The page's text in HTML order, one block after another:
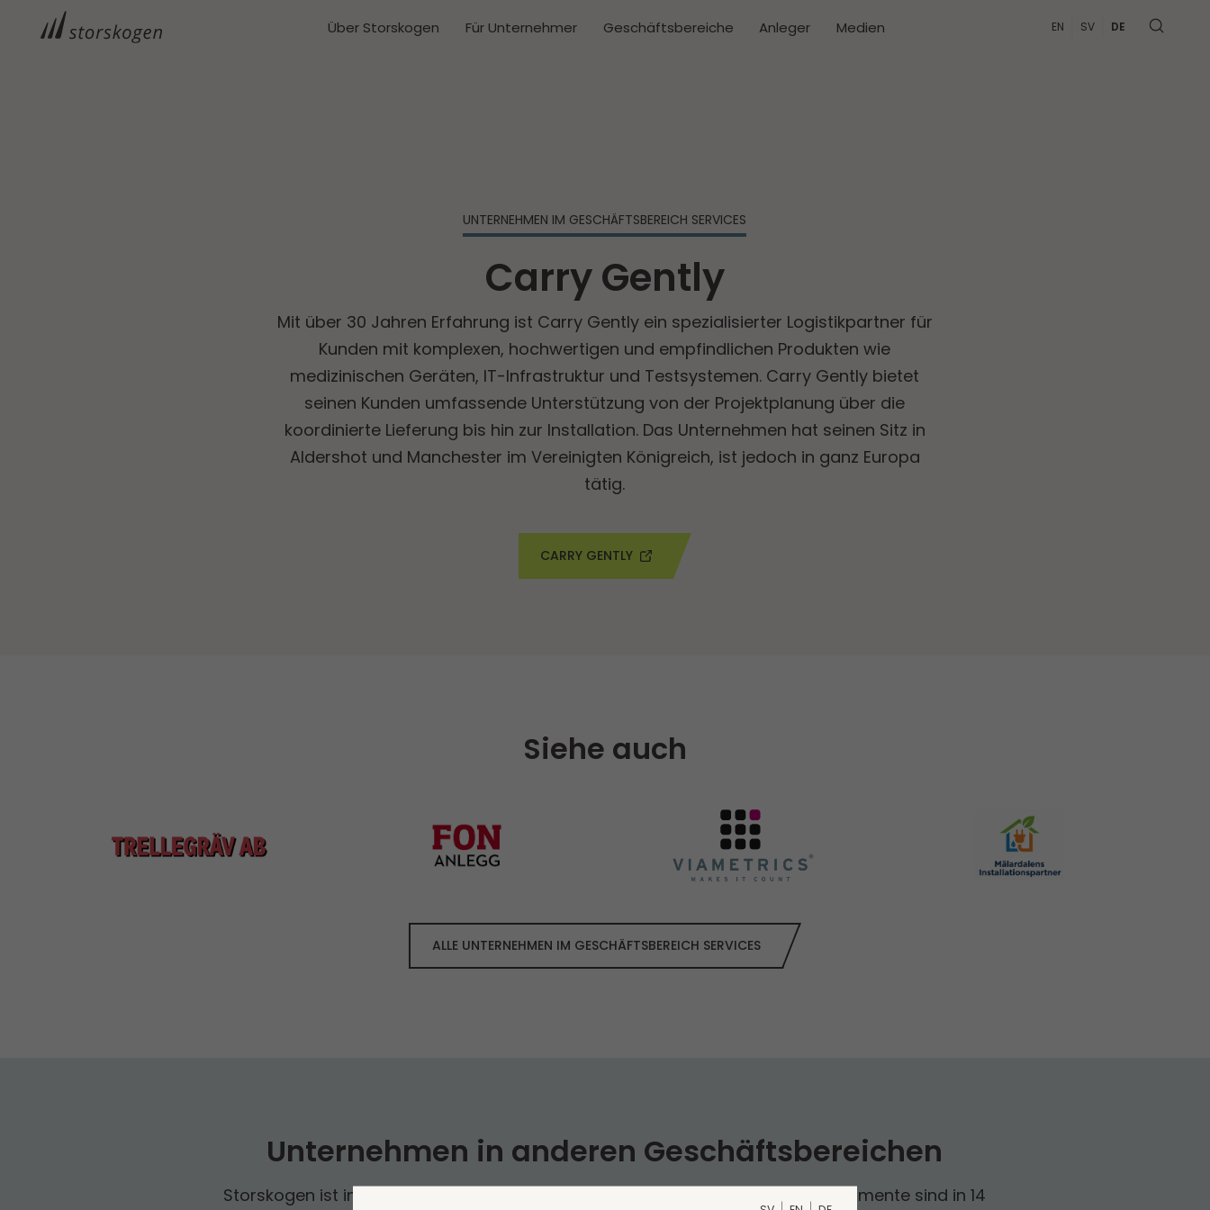
Über Storskogen Für Unternehmer Geschäftsbereiche Anleger Medien EN SV DE
UNTERNEHMEN IM GESCHÄFTS­BEREICH SERVICES
Carry Gently
Mit über 30 Jahren Erfahrung ist Carry Gently ein spezialisierter Logistikpartner für
Kunden mit komplexen, hochwertigen und empfindlichen Produkten wie
medizinischen Geräten, IT-Infrastruktur und Testsystemen. Carry Gently bietet
seinen Kunden umfassende Unterstützung von der Projektplanung über die
koordinierte Lieferung bis hin zur Installation. Das Unternehmen hat seinen Sitz in
Aldershot und Manchester im Vereinigten Königreich, ist jedoch in ganz Europa
tätig.
CARRY GENTLY
Siehe auch
ALLE UNTERNEHMEN IM GESCHÄFTS­BEREICH SERVICES
Unternehmen in anderen Geschäfts­bereichen
Storskogen ist in drei Segmente unterteilt: Services, Trade und Industry. Die Segmente sind in 14